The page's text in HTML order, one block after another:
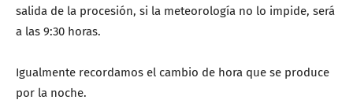
salida de la procesión, si la meteorología no lo impide, será
a las 9:30 horas.
Igualmente recordamos el cambio de hora que se produce
por la noche.